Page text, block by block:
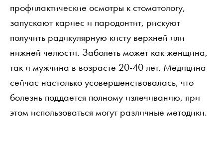
профилактические осмотры к стоматологу,
запускают кариес и пародонтит, рискуют
получить радикулярную кисту верхней или
нижней челюсти. Заболеть может как женщина,
так и мужчина в возрасте 20-40 лет. Медицина
сейчас настолько усовершенствовалась, что
болезнь поддается полному излечиванию, при
этом использоваться могут различные методики.